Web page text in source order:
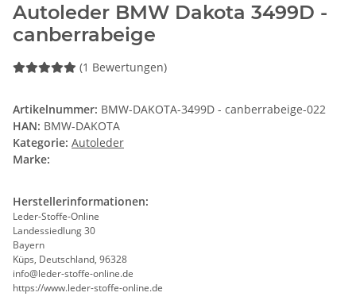
Autoleder BMW Dakota 3499D -
canberrabeige
(1 Bewertungen)
Artikelnummer: BMW-DAKOTA-3499D - canberrabeige-022
HAN: BMW-DAKOTA
Kategorie: Autoleder
Marke:
Herstellerinformationen:
Leder-Stoffe-Online
Landessiedlung 30
Bayern
Küps, Deutschland, 96328
info@leder-stoffe-online.de
https://www.leder-stoffe-online.de